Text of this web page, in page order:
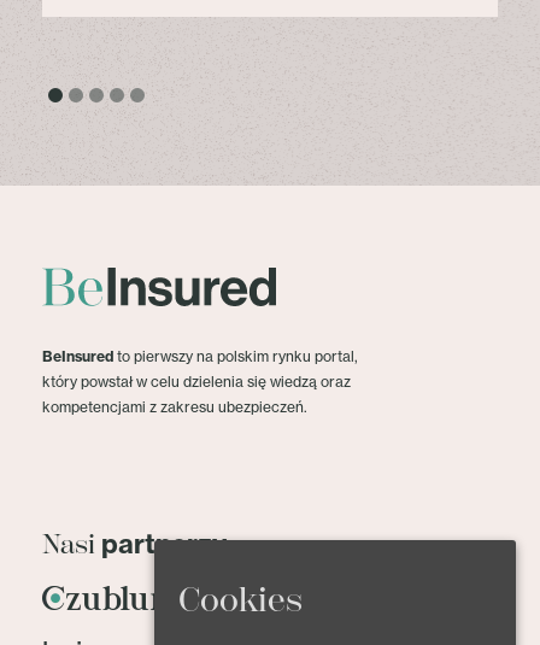
BeInsured to pierwszy na polskim rynku portal,
który powstał w celu dzielenia się wiedzą oraz
kompetencjami z zakresu ubezpieczeń.
Nasi partnerzy
Cookies